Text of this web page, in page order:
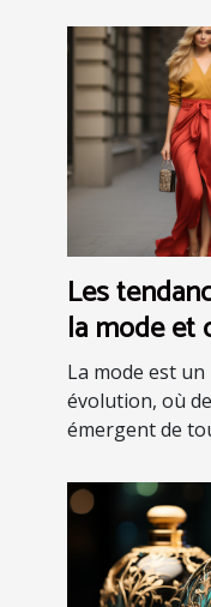
Les
la mode et
peuvent
La mode est
évolution, où
émergent de